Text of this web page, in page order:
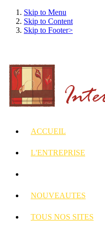
Skip to Menu
Skip to Content
Skip to Footer>
ACCUEIL
L'ENTREPRISE
NOUVEAUTES
TOUS NOS SITES